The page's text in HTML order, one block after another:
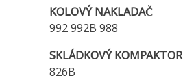
KOLOVÝ NAKLADAČ
992 992B 988
SKLÁDKOVÝ KOMPAKTOR
826B